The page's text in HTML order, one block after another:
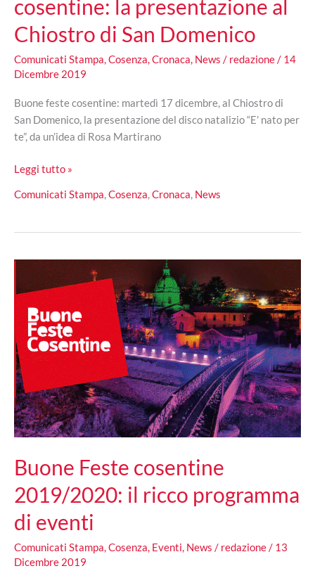
cosentine: la presentazione al
Chiostro di San Domenico
Comunicati Stampa,Cosenza,Cronaca, News / redazione/ 14
Dicembre 2019
Buone feste cosentine: martedì 17 dicembre, al Chiostro di
San Domenico, la presentazione del disco natalizio “E’ nato per
te”, da un’idea di Rosa Martirano
“E’
per
a
feste
cosentine:
presentazione
al
Chiostro
di
San
Domenico
Leggi tutto »
Comunicati Stampa,Cosenza,Cronaca, News
Buone Feste cosentine
2019/2020: il ricco programma
di eventi
Comunicati Stampa,Cosenza, Eventi, News / redazione/ 13
Dicembre 2019